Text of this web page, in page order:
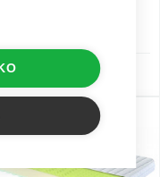
5 r. záruka